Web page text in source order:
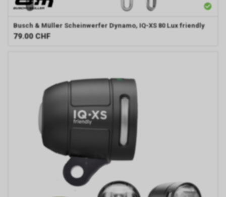
Busch & Müller Scheinwerfer Dynamo, IQ-XS 80 Lux friendly
79.00 CHF